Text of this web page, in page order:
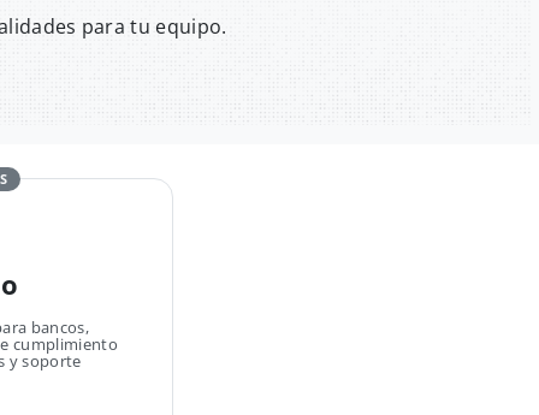
para tu equipo.
bancos,
cumplimiento
y soporte